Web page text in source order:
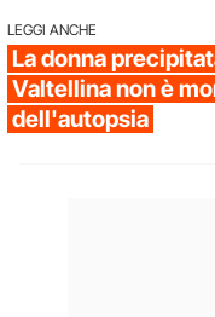
LEGGI ANCHE
La donna
Valtellina non è
dell'autopsia